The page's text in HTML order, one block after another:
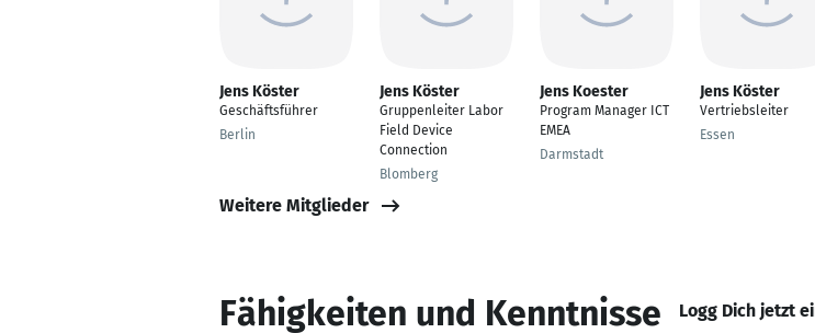
Jens Köster
Geschäftsführer
Berlin
Jens Köster
Gruppenleiter Labor
Field Device
Connection
Blomberg
Jens Koester
Program Manager ICT
EMEA
Darmstadt
Jens Köster
Vertriebsleiter
Essen
Weitere Mitglieder
Fähigkeiten und Kenntnisse Logg Dich jetzt